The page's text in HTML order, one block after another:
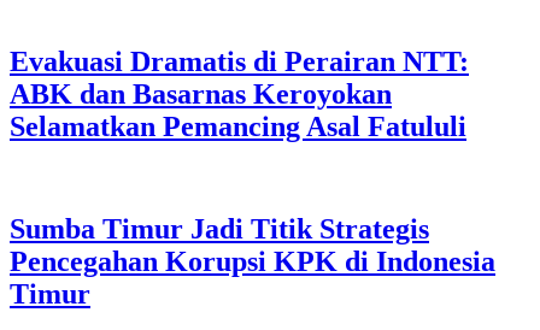
Evakuasi Dramatis di Perairan NTT:
ABK dan Basarnas Keroyokan
Selamatkan Pemancing Asal Fatululi
Sumba Timur Jadi Titik Strategis
Pencegahan Korupsi KPK di Indonesia
Timur